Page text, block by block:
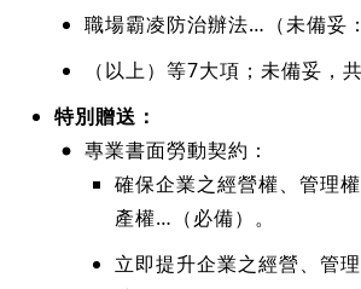
職場霸凌防治辦法…（未備妥
（以上）等7大項；未備妥，
特別贈送：
專業書面勞動契約：
確保企業之經營權、管理
產權…（必備）。
立即提升企業之經營、管